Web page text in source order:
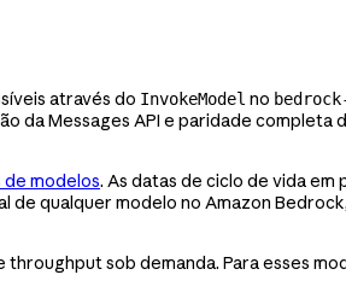
através do InvokeModel no
da Messages API e paridade completa
modelos. As datas de ciclo de vida
de qualquer modelo no Amazon
throughput sob demanda. Para esses